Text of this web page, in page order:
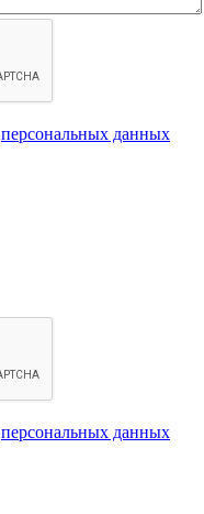
персональных данных
персональных данных